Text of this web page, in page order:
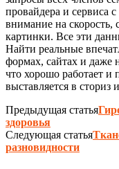
провайдера и сервиса
внимание на скорость,
картинки. Все эти
Найти реальные
формах, сайтах и даже
что хорошо работает и
выставляется в сториз
Предыдущая статья
здоровья
Следующая статья
разновидности